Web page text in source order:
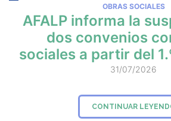
OBRAS SOCIALES
AFALP informa la
dos convenios
sociales a partir del
31/07/2026
CONTINUAR